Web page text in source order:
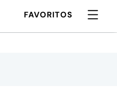
FAVORITOS